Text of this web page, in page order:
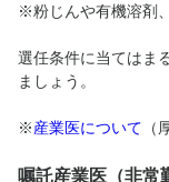
※粉じんや有機溶剤
選任条件に当てはま
ましょう。
※産業医について （
嘱託産業医（非常